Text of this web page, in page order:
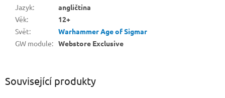
Související produkty
Jazyk:
angličtina
Věk:
12+
Svět:
Warhammer Age of Sigmar
GW module: Webstore Exclusive